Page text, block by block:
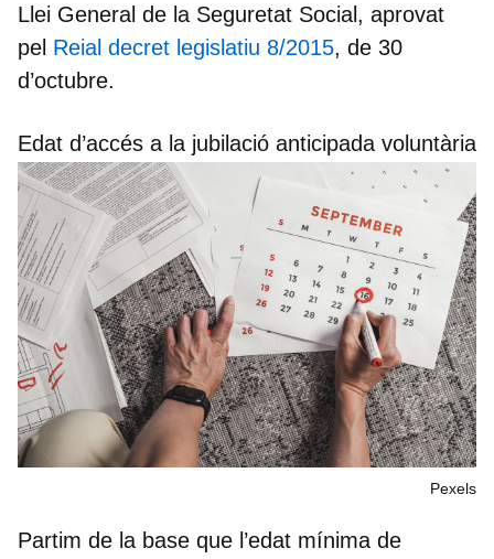
Llei General de la Seguretat Social, aprovat
pel Reial decret legislatiu 8/2015, de 30
d’octubre.
Edat d’accés a la jubilació anticipada voluntària
Pexels
Partim de la base que l’edat mínima de